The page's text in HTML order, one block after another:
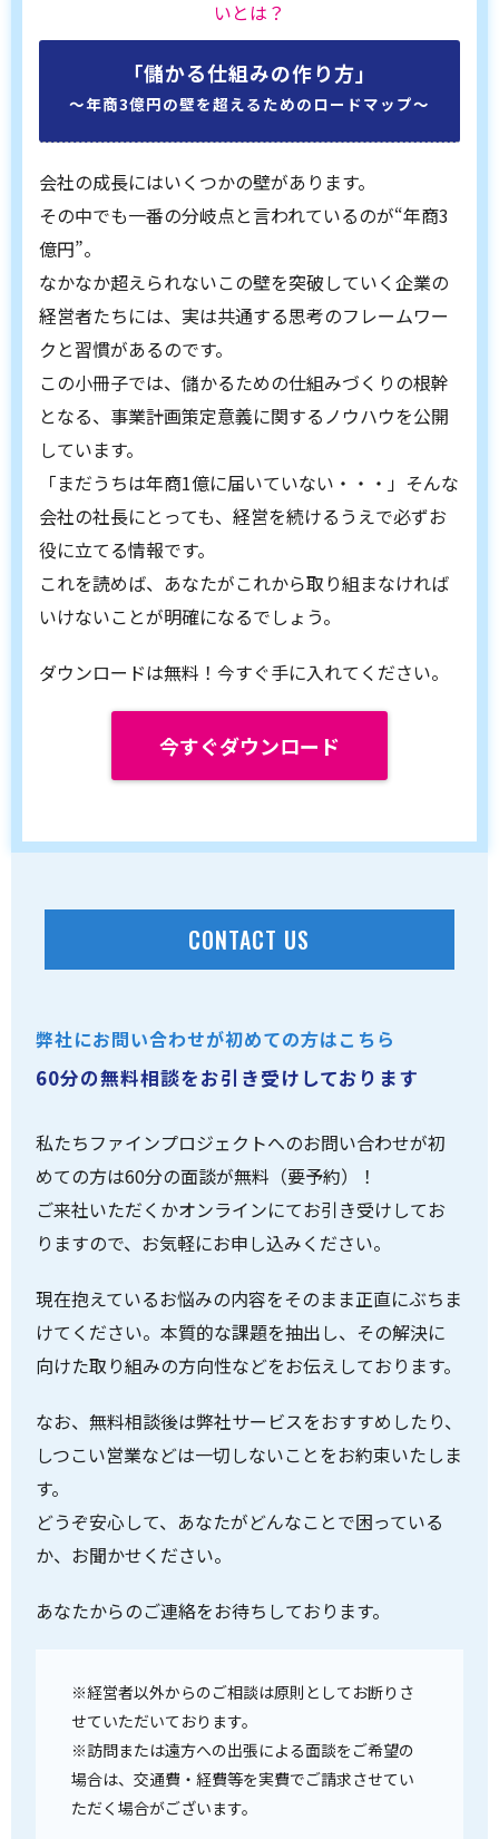
いとは？
「儲かる仕組みの作り方」
〜年商3億円の壁を超えるためのロードマップ〜
会社の成長にはいくつかの壁があります。
その中でも一番の分岐点と言われているのが“年商3
億円”。
なかなか超えられないこの壁を突破していく企業の
経営者たちには、実は共通する思考のフレームワー
クと習慣があるのです。
この小冊子では、儲かるための仕組みづくりの根幹
となる、事業計画策定意義に関するノウハウを公開
しています。
「まだうちは年商1億に届いていない・・・」そんな
会社の社長にとっても、経営を続けるうえで必ずお
役に立てる情報です。
これを読めば、あなたがこれから取り組まなければ
いけないことが明確になるでしょう。
ダウンロードは無料！今すぐ手に入れてください。
今すぐダウンロード
CONTACT US
弊社にお問い合わせが初めての方はこちら
60分の無料相談をお引き受けしております
私たちファインプロジェクトへのお問い合わせが初
めての方は60分の面談が無料（要予約）！
ご来社いただくかオンラインにてお引き受けしてお
りますので、お気軽にお申し込みください。
現在抱えているお悩みの内容をそのまま正直にぶちま
けてください。本質的な課題を抽出し、その解決に
向けた取り組みの方向性などをお伝えしております。
なお、無料相談後は弊社サービスをおすすめしたり、
しつこい営業などは一切しないことをお約束いたしま
す。
どうぞ安心して、あなたがどんなことで困っている
か、お聞かせください。
あなたからのご連絡をお待ちしております。
※経営者以外からのご相談は原則としてお断りさ
せていただいております。
※訪問または遠方への出張による面談をご希望の
場合は、交通費・経費等を実費でご請求させてい
ただく場合がございます。